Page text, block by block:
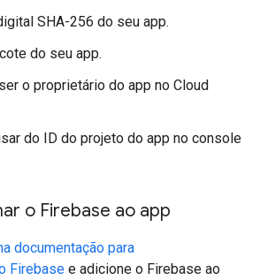
SHA-256 do seu app.
do seu app.
o proprietário do app no Cloud
do ID do projeto do app no console
o Firebase ao app
documentação para
Firebase e adicione o Firebase ao